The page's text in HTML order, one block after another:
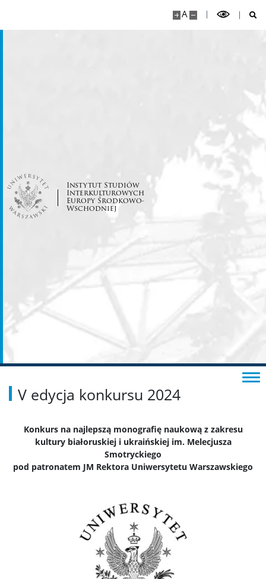
A
Instytut Studiów
Interkulturowych
Europy Środkowo-
Wschodniej
V edycja konkursu 2024
Konkurs na najlepszą monografię naukową z zakresu
kultury białoruskiej i ukraińskiej im. Melecjusza
Smotryckiego
pod patronatem JM Rektora Uniwersytetu Warszawskiego